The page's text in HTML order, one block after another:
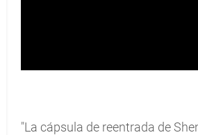
"La cápsula de reentrada de